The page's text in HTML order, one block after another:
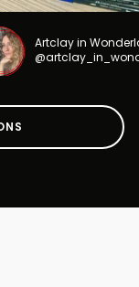
Artclay in